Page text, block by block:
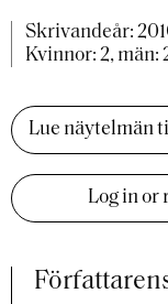
Skrivandeår:
Kvinnor: 2, män:
Lue näytelmän
Log in or